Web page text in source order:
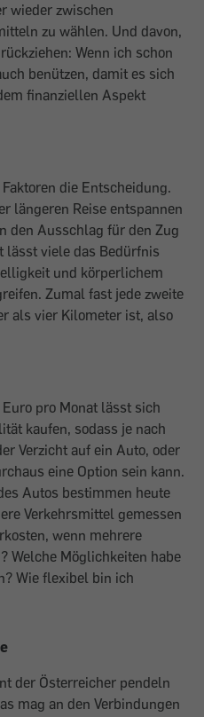
wieder zwischen
zu wählen. Und davon,
Wenn ich schon
benützen, damit es sich
finanziellen Aspekt
die Entscheidung.
längeren Reise entspannen
den Ausschlag für den Zug
lässt viele das Bedürfnis
und körperlichem
Zumal fast jede zweite
als vier Kilometer ist, also
pro Monat lässt sich
kaufen, sodass je nach
Verzicht auf ein Auto, oder
eine Option sein kann.
Autos bestimmen heute
Verkehrsmittel gemessen
wenn mehrere
Welche Möglichkeiten habe
Wie flexibel bin ich
der Österreicher pendeln
mag an den Verbindungen